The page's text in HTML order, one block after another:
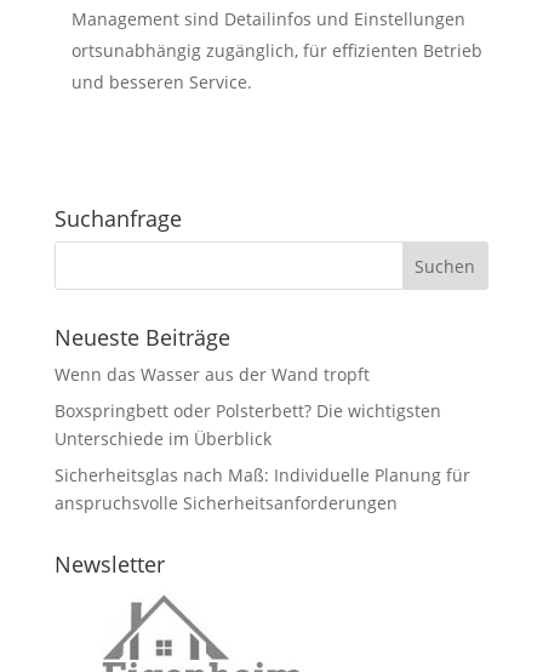
Management sind Detailinfos und Einstellungen
ortsunabhängig zugänglich, für effizienten Betrieb
und besseren Service.
Suchanfrage
Neueste Beiträge
Wenn das Wasser aus der Wand tropft
Boxspringbett oder Polsterbett? Die wichtigsten
Unterschiede im Überblick
Sicherheitsglas nach Maß: Individuelle Planung für
anspruchsvolle Sicherheitsanforderungen
Newsletter